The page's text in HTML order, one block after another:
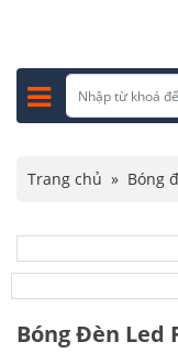
Trang chủ » Bóng
Bóng Đèn Led